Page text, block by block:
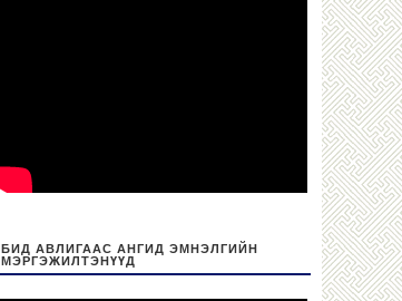
БИД АВЛИГААС АНГИД ЭМНЭЛГИЙН
МЭРГЭЖИЛТЭНҮҮД